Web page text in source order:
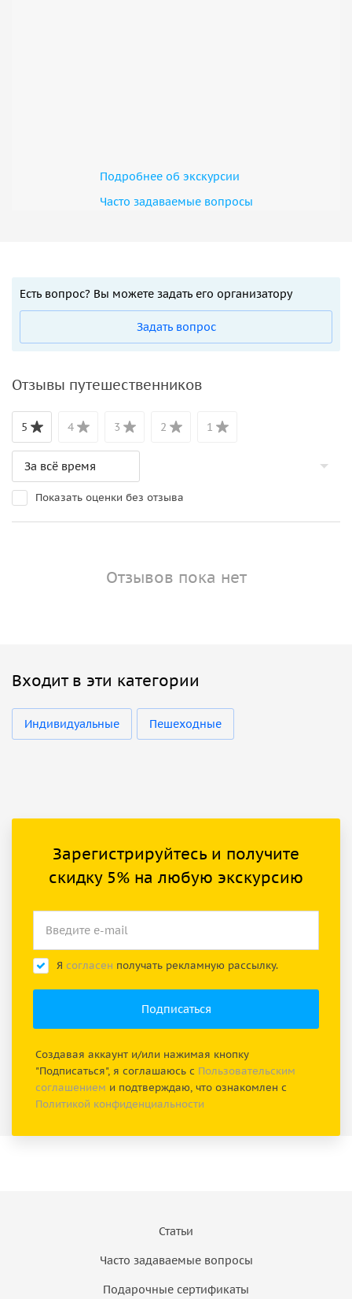
Подробнее об экскурсии
Часто задаваемые вопросы
Есть вопрос? Вы можете задать его организатору
Задать вопрос
Отзывы путешественников
5 4 3 2 1
Показать оценки без отзыва
Отзывов пока нет
Входит в эти категории
Индивидуальные Пешеходные
Зарегистрируйтесь и получите
скидку 5% на любую экскурсию
Я согласен получать рекламную рассылку.
Создавая аккаунт и/или нажимая кнопку
"Подписаться", я соглашаюсь с Пользовательским
соглашением и подтверждаю, что ознакомлен с
Политикой конфиденциальности
Статьи
Часто задаваемые вопросы
Подарочные сертификаты